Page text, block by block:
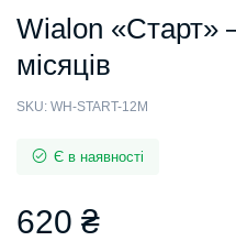
Wialon
місяців
SKU: WH-START-12M
Є в наявності
620 ₴